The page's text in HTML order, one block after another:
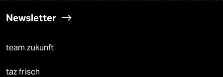
Newsletter
team zukunft
taz frisch